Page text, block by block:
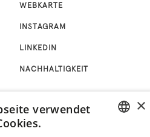
WEBKARTE
INSTAGRAM
LINKEDIN
NACHHALTIGKEIT
×
verwendet